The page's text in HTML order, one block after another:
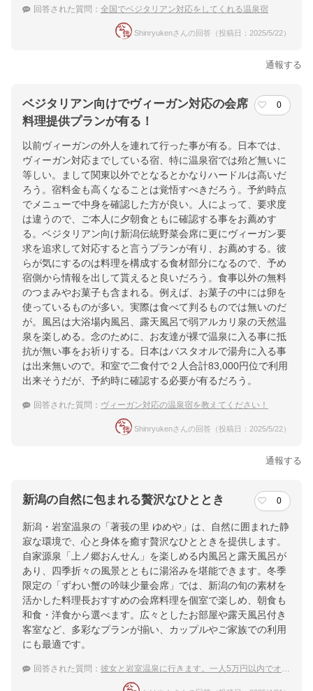
回答された質問： 全国でベジタリアン対応をしてくれる温泉宿
Shinryukenさんの回答（投稿日：2025/5/22）
通報する
ベジタリアン向けでヴィーガン対応の会席
料理提供プランが有る！
0
以前ヴィーガンの外人を連れて行った事が有る。日本では、
ヴィーガン対応までしている宿、特に温泉宿では殆ど無いに
等しい。まして関東以外でとなるとかなりハードルは高いだ
ろう。宿料金も高くなることは覚悟すべきだろう。予約時点
でメニューで中身を確認した方が良い。人によって、要求度
は違うので、ご本人に夕朝食ともに確認する事をお薦めす
る。ベジタリアン向け新潟伝統野菜会席に更にヴィーガン要
求を追求して対応すると言うプランが有り、お薦めする。彼
らが気にするのは料理を構成する食材部分になるので、予め
宿側から情報を出して貰えると良いだろう。食事以外の無料
のつまみやお菓子も含まれる。例えば、お菓子の中には卵を
使っているものが多い。実際は食べて判るものでは無いのだ
が。風呂は大浴場内風呂、露天風呂で弱アルカリ泉の天然温
泉を楽しめる。念のために、お友達が裸で温泉に入る事に抵
抗が無い事をお祈りする。日本はバスタオルで湯舟に入る事
は出来無いので。和室で二食付で２人合計83,000円位で利用
出来そうだが、予約時に確認する必要が有るだろう。
回答された質問： ヴィーガン対応の温泉宿を教えてください！
Shinryukenさんの回答（投稿日：2025/5/22）
通報する
新潟の自然に包まれる贅沢なひととき 0
新潟・岩室温泉の「著莪の里 ゆめや」は、自然に囲まれた静
寂な環境で、心と身体を癒す贅沢なひとときを提供します。
自家源泉「上ノ郷おんせん」を楽しめる内風呂と露天風呂が
あり、四季折々の風景とともに湯浴みを堪能できます。冬季
限定の「ずわい蟹の吟味少量会席」では、新潟の旬の素材を
活かした料理長おすすめの会席料理を個室で楽しめ、朝食も
和食・洋食から選べます。広々としたお部屋や露天風呂付き
客室など、多彩なプランが揃い、カップルやご家族での利用
にも最適です。
回答された質問： 彼女と岩室温泉に行きます。一人5万円以内でオススメの宿を教えてください。